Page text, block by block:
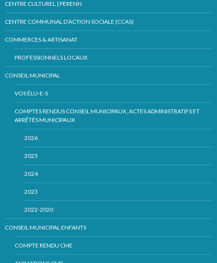
CENTRE CULTUREL | PERENN
CENTRE COMMUNAL D’ACTION SOCIALE (CCAS)
COMMERCES & ARTISANAT
PROFESSIONNELS LOCAUX
CONSEIL MUNICIPAL
VOS ÉLU-E-S
COMPTES RENDUS CONSEIL MUNICIPAUX, ACTES ADMINISTRATIFS ET
ARRÊTÉS MUNICIPAUX
2026
2025
2024
2023
2022-2020
CONSEIL MUNICIPAL ENFANTS
COMPTE RENDU CME